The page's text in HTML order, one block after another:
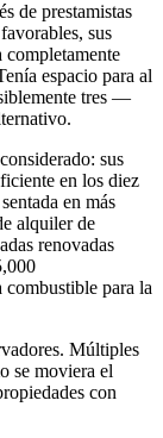
de prestamistas
sus
completamente
espacio para al
tres —
sus
en los diez
en más
alquiler de
renovadas
combustible para la
Múltiples
se moviera el
con